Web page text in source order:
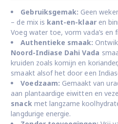
was:
€ 4,49.
is:
€ 3,55.
Gebruiksgemak: Geen
– de mix is kant-en-klaaren
Voeg water toe, vorm vada’s en
Authentieke smaak:
Noord-Indiase Dahi Vada
kruiden zoals komijn en
smaakt alsof het door een
Voedzaam: Gemaakt van
aan plantaardige eiwitten en
snackmet langzame
langdurige energie.